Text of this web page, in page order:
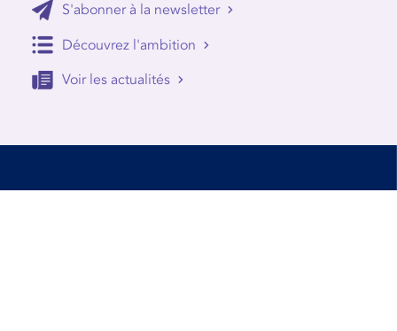
S'abonner à la newsletter
Découvrez l'ambition
Voir les actualités